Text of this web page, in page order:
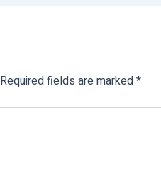
Required fields are marked*